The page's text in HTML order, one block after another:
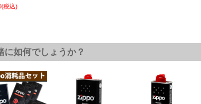
(税込)
に如何でしょうか？